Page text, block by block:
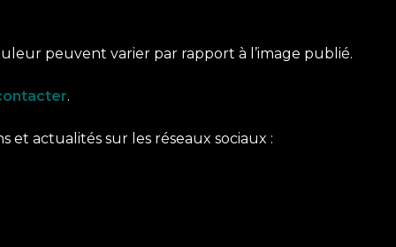
peuvent varier par rapport à l’image publié.
.
et actualités sur les réseaux sociaux :